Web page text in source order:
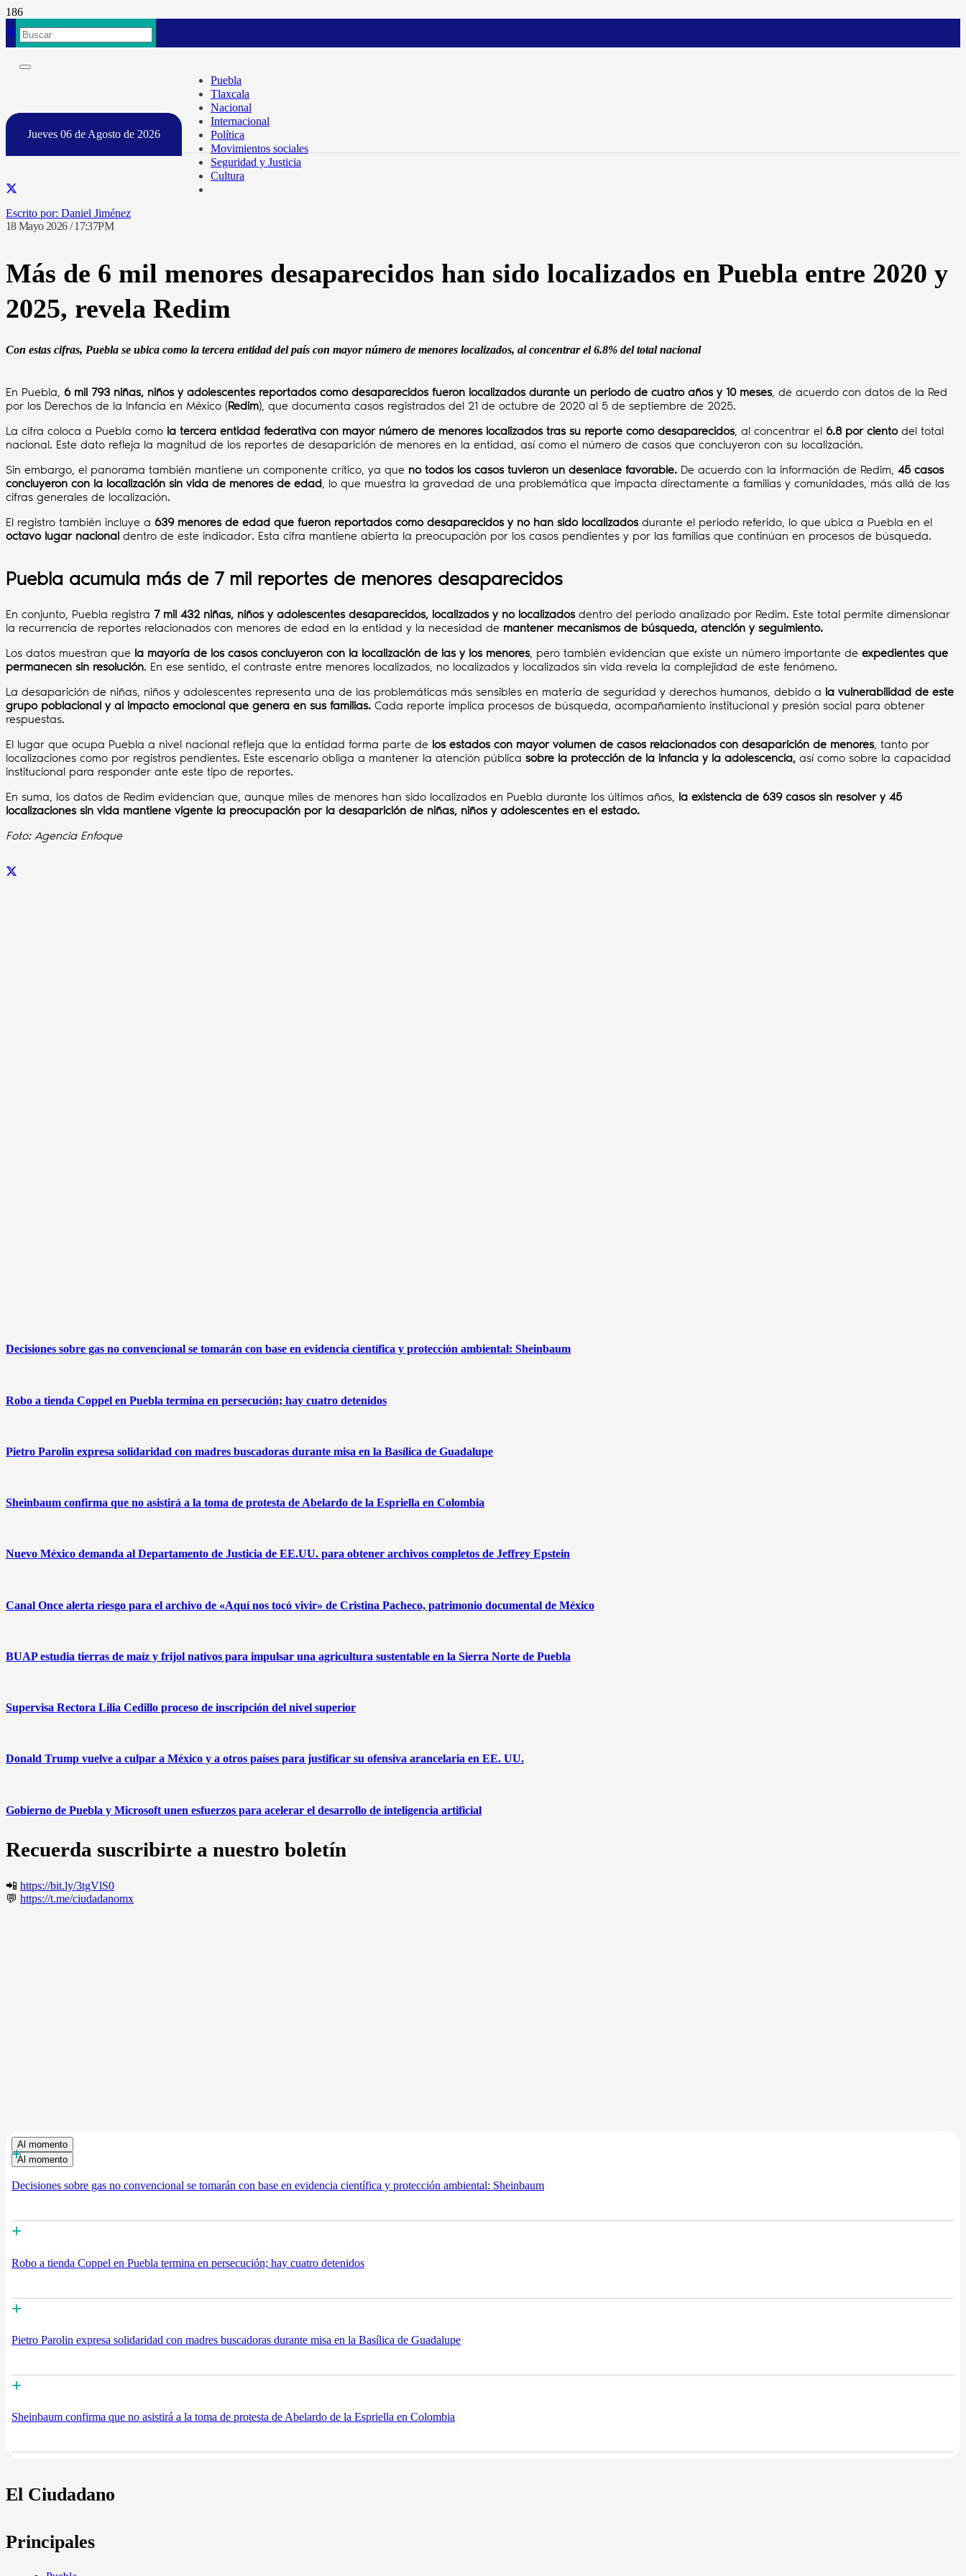
Jueves 06 de Agosto de 2026
Puebla
Tlaxcala
Nacional
Internacional
Política
Movimientos sociales
Seguridad y Justicia
Cultura
Daniel Jiménez
18 Mayo 2026 / 17:37PM
Más de 6 mil menores desaparecidos han sido localizados en Puebla entre 2020 y
2025, revela Redim
Con estas cifras, Puebla se ubica como la tercera entidad del país con mayor número de menores localizados, al concentrar el 6.8% del total nacional
En Puebla, 6 mil 793 niñas, niños y adolescentes reportados como desaparecidos fueron localizados durante un periodo de cuatro años y 10 meses, de acuerdo con datos de la Red
por los Derechos de la Infancia en México (Redim), que documenta casos registrados del 21 de octubre de 2020 al 5 de septiembre de 2025.
La cifra coloca a Puebla como la tercera entidad federativa con mayor número de menores localizados tras su reporte como desaparecidos, al concentrar el 6.8 por cientodel total
nacional. Este dato refleja la magnitud de los reportes de desaparición de menores en la entidad, así como el número de casos que concluyeron con su localización.
Sin embargo, el panorama también mantiene un componente crítico, ya que no todos los casos tuvieron un desenlace favorable. De acuerdo con la información de Redim, 45 casos
concluyeron con la localización sin vida de menores de edad, lo que muestra la gravedad de una problemática que impacta directamente a familias y comunidades, más allá de las
cifras generales de localización.
El registro también incluye a 639 menores de edad que fueron reportados como desaparecidos y no han sido localizados durante el periodo referido, lo que ubica a Puebla en el
octavo lugar nacional dentro de este indicador. Esta cifra mantiene abierta la preocupación por los casos pendientes y por las familias que continúan en procesos de búsqueda.
Puebla acumula más de 7 mil reportes de menores desaparecidos
En conjunto, Puebla registra 7 mil 432 niñas, niños y adolescentes desaparecidos, localizados y no localizadosdentro del periodo analizado por Redim. Este total permite dimensionar
la recurrencia de reportes relacionados con menores de edad en la entidad y la necesidad de mantener mecanismos de búsqueda, atención y seguimiento.
Los datos muestran que la mayoría de los casos concluyeron con la localización de las y los menores, pero también evidencian que existe un número importante de expedientes que
permanecen sin resolución. En ese sentido, el contraste entre menores localizados, no localizados y localizados sin vida revela la complejidad de este fenómeno.
La desaparición de niñas, niños y adolescentes representa una de las problemáticas más sensibles en materia de seguridad y derechos humanos, debido a la vulnerabilidad de este
grupo poblacional y al impacto emocional que genera en sus familias. Cada reporte implica procesos de búsqueda, acompañamiento institucional y presión social para obtener
respuestas.
El lugar que ocupa Puebla a nivel nacional refleja que la entidad forma parte de los estados con mayor volumen de casos relacionados con desaparición de menores, tanto por
localizaciones como por registros pendientes. Este escenario obliga a mantener la atención pública sobre la protección de la infancia y la adolescencia, así como sobre la capacidad
institucional para responder ante este tipo de reportes.
En suma, los datos de Redim evidencian que, aunque miles de menores han sido localizados en Puebla durante los últimos años, la existencia de 639 casos sin resolver y 45
localizaciones sin vida mantiene vigente la preocupación por la desaparición de niñas, niños y adolescentes en el estado.
Foto: Agencia Enfoque
Decisiones sobre gas no convencional se tomarán con base en evidencia científica y protección ambiental: Sheinbaum
Robo a tienda Coppel en Puebla termina en persecución; hay cuatro detenidos
Pietro Parolin expresa solidaridad con madres buscadoras durante misa en la Basílica de Guadalupe
Sheinbaum confirma que no asistirá a la toma de protesta de Abelardo de la Espriella en Colombia
Nuevo México demanda al Departamento de Justicia de EE.UU. para obtener archivos completos de Jeffrey Epstein
Canal Once alerta riesgo para el archivo de «Aquí nos tocó vivir» de Cristina Pacheco, patrimonio documental de México
BUAP estudia tierras de maíz y frijol nativos para impulsar una agricultura sustentable en la Sierra Norte de Puebla
Supervisa Rectora Lilia Cedillo proceso de inscripción del nivel superior
Donald Trump vuelve a culpar a México y a otros países para justificar su ofensiva arancelaria en EE. UU.
Gobierno de Puebla y Microsoft unen esfuerzos para acelerar el desarrollo de inteligencia artificial
Recuerda suscribirte a nuestro boletín
📲 https://bit.ly/3tgVlS0
💬 https://t.me/ciudadanomx
Al momento
Al momento
+
Decisiones sobre gas no convencional se tomarán con base en evidencia científica y protección ambiental: Sheinbaum
+
Robo a tienda Coppel en Puebla termina en persecución; hay cuatro detenidos
+
Pietro Parolin expresa solidaridad con madres buscadoras durante misa en la Basílica de Guadalupe
+
Sheinbaum confirma que no asistirá a la toma de protesta de Abelardo de la Espriella en Colombia
El Ciudadano
Principales